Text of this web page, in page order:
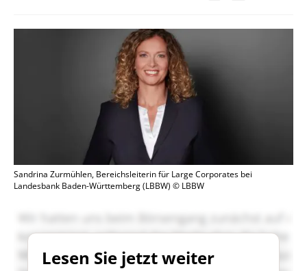
Sandrina Zurmühlen, Bereichsleiterin für Large Corporates bei
Landesbank Baden-Württemberg (LBBW) © LBBW
Lesen Sie jetzt weiter